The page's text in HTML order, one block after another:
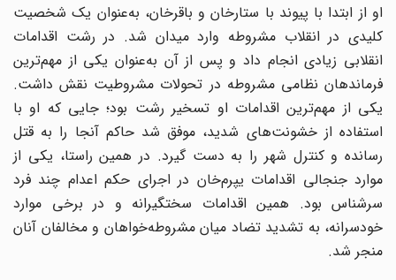
او از ابتدا با پیوند با ستارخان و باقرخان، به‌عنوان یک شخصیت
کلیدی در انقلاب مشروطه وارد میدان شد. در رشت اقدامات
انقلابی زیادی انجام داد و پس از آن به‌عنوان یکی از مهم‌ترین
فرماندهان نظامی مشروطه در تحولات مشروطیت نقش داشت.
یکی از مهم‌ترین اقدامات او تسخیر رشت بود؛ جایی که او با
استفاده از خشونت‌های شدید، موفق شد حاکم آنجا را به قتل
رسانده و کنترل شهر را به دست گیرد. در همین راستا، یکی از
موارد جنجالی اقدامات یپرم‌خان در اجرای حکم اعدام چند فرد
سرشناس بود. همین اقدامات سختگیرانه و در برخی موارد
خودسرانه، به تشدید تضاد میان مشروطه‌خواهان و مخالفان آنان
منجر شد.